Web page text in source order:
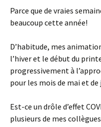
Parce que de vraies
beaucoup cette année!
D’habitude, mes
l’hiver et le début du
progressivement à
pour les mois de mai et de
Est-ce un drôle d’effet
plusieurs de mes